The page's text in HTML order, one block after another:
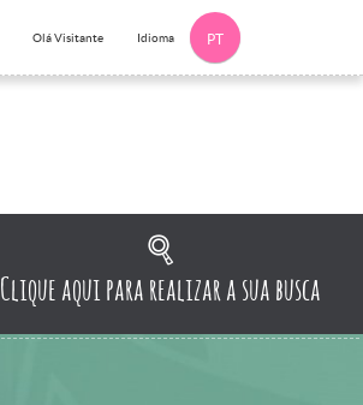
Olá Visitante Idioma PT
Clique aqui para realizar a sua busca